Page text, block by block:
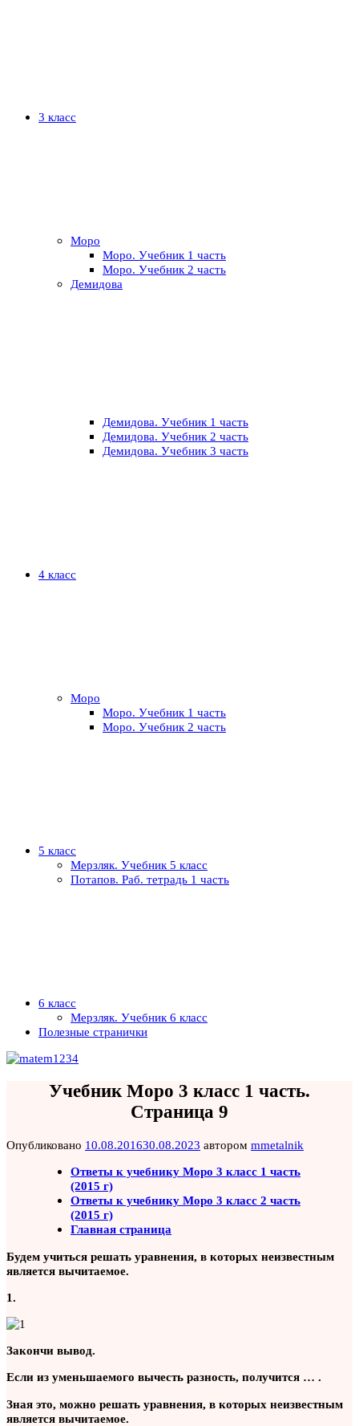
3 класс
Моро
Моро. Учебник 1 часть
Моро. Учебник 2 часть
Демидова
Демидова. Учебник 1 часть
Демидова. Учебник 2 часть
Демидова. Учебник 3 часть
4 класс
Моро
Моро. Учебник 1 часть
Моро. Учебник 2 часть
5 класс
Мерзляк. Учебник 5 класс
Потапов. Раб. тетрадь 1 часть
6 класс
Мерзляк. Учебник 6 класс
Полезные странички
Учебник Моро 3 класс 1 часть.
Страница 9
Опубликовано 10.08.201630.08.2023 автором mmetalnik
Ответы к учебнику Моро 3 класс 1 часть
(2015 г)
Ответы к учебнику Моро 3 класс 2 часть
(2015 г)
Главная страница
Будем учиться решать уравнения, в которых неизвестным
является вычитаемое.
1.
Закончи вывод.
Если из уменьшаемого вычесть разность, получится … .
Зная это, можно решать уравнения, в которых неизвестным
является вычитаемое.